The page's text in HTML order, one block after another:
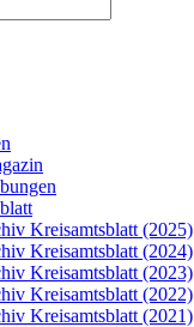
Kreisamtsblatt (2025)
Kreisamtsblatt (2024)
Kreisamtsblatt (2023)
Kreisamtsblatt (2022)
Kreisamtsblatt (2021)